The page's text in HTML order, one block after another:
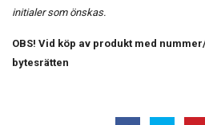
initialer som önskas.
OBS! Vid köp av produkt med
bytesrätten